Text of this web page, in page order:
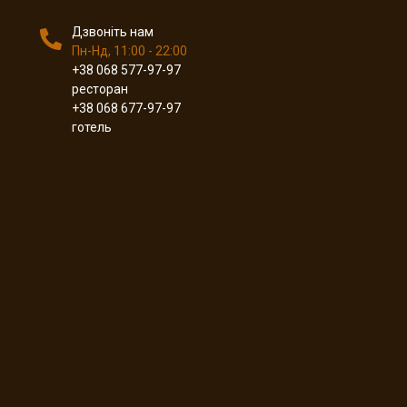
Дзвоніть нам
Пн-Нд, 11:00 - 22:00
+38 068 577-97-97
ресторан
+38 068 677-97-97
готель